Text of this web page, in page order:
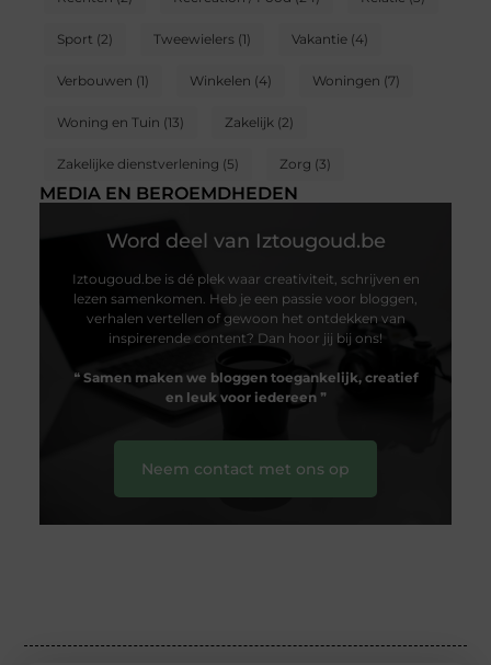
Sport (2) Tweewielers(1) Vakantie(4)
Verbouwen (1) Winkelen (4) Woningen (7)
Woning en Tuin (13) Zakelijk (2)
Zakelijke dienstverlening (5) Zorg (3)
MEDIA EN BEROEMDHEDEN
Word deel van Iztougoud.be
Iztougoud.be is dé plek waar creativiteit, schrijven en
lezen samenkomen. Heb je een passie voor bloggen,
verhalen vertellen of gewoon het ontdekken van
inspirerende content? Dan hoor jij bij ons!
❝ Samen maken we bloggen toegankelijk, creatief
en leuk voor iedereen❞
Neem contact met ons op